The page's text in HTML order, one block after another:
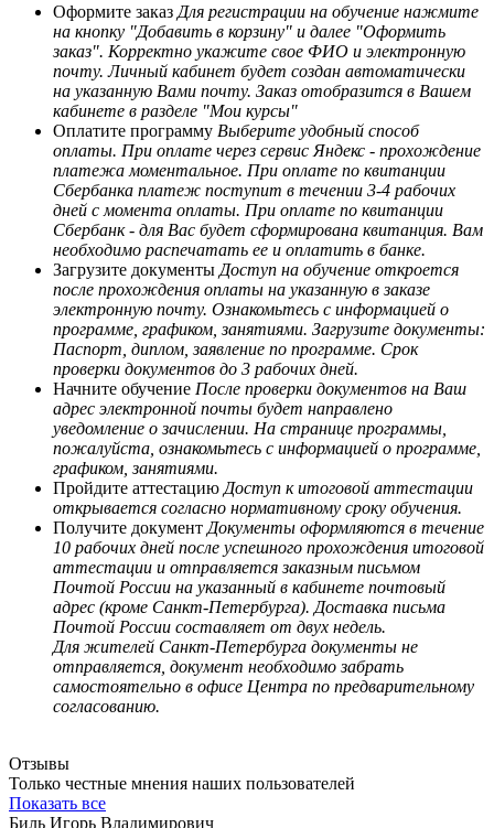
Оформите заказ Для регистрации на обучение нажмите
на кнопку "Добавить в корзину" и далее "Оформить
заказ". Корректно укажите свое ФИО и электронную
почту. Личный кабинет будет создан автоматически
на указанную Вами почту. Заказ отобразится в Вашем
кабинете в разделе "Мои курсы"
Оплатите программу Выберите удобный способ
оплаты. При оплате через сервис Яндекс - прохождение
платежа моментальное. При оплате по квитанции
Сбербанка платеж поступит в течении 3-4 рабочих
дней с момента оплаты. При оплате по квитанции
Сбербанк - для Вас будет сформирована квитанция. Вам
необходимо распечатать ее и оплатить в банке.
Загрузите документы Доступ на обучение откроется
после прохождения оплаты на указанную в заказе
электронную почту. Ознакомьтесь с информацией о
программе, графиком, занятиями. Загрузите документы:
Паспорт, диплом, заявление по программе. Срок
проверки документов до 3 рабочих дней.
Начните обучение После проверки документов на Ваш
адрес электронной почты будет направлено
уведомление о зачислении. На странице программы,
пожалуйста, ознакомьтесь с информацией о программе,
графиком, занятиями.
Пройдите аттестацию Доступ к итоговой аттестации
открывается согласно нормативному сроку обучения.
Получите документ Документы оформляются в течение
10 рабочих дней после успешного прохождения итоговой
аттестации и отправляется заказным письмом
Почтой России на указанный в кабинете почтовый
адрес (кроме Санкт-Петербурга). Доставка письма
Почтой России составляет от двух недель.
Для жителей Санкт-Петербурга документы не
отправляется, документ необходимо забрать
самостоятельно в офисе Центра по предварительному
согласованию.
Отзывы
Только честные мнения наших пользователей
Показать все
Биль Игорь Владимирович